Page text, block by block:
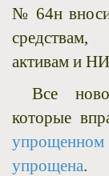
№ 64н
средствам,
активам и
Все
которые
упрощенном
упрощена.